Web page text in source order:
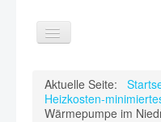
Toggle
Navigation
Themen
Aktuelle Seite:
Heizkosten-
Wärmepumpe im